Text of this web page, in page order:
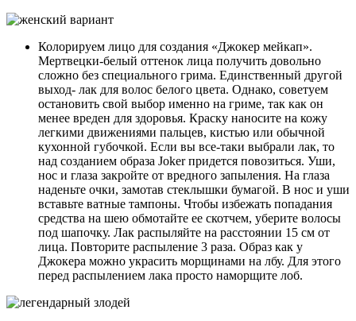
Колорируем лицо для создания «Джокер мейкап».
Мертвецки-белый оттенок лица получить довольно
сложно без специального грима. Единственный другой
выход- лак для волос белого цвета. Однако, советуем
остановить свой выбор именно на гриме, так как он
менее вреден для здоровья. Краску наносите на кожу
легкими движениями пальцев, кистью или обычной
кухонной губочкой. Если вы все-таки выбрали лак, то
над созданием образа Joker придется повозиться. Уши,
нос и глаза закройте от вредного запыления. На глаза
наденьте очки, замотав стеклышки бумагой. В нос и уши
вставьте ватные тампоны. Чтобы избежать попадания
средства на шею обмотайте ее скотчем, уберите волосы
под шапочку. Лак распыляйте на расстоянии 15 см от
лица. Повторите распыление 3 раза. Образ как у
Джокера можно украсить морщинами на лбу. Для этого
перед распылением лака просто наморщите лоб.